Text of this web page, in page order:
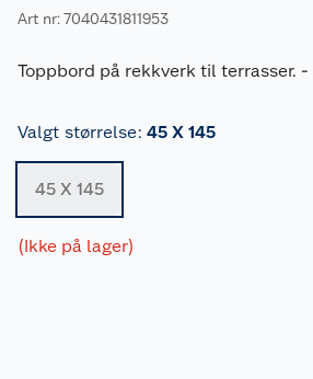
Art nr: 7040431811953
Toppbord på rekkverk til terrasser. -
Valgt størrelse: 45 X 145
45 X 145
(Ikke på lager)